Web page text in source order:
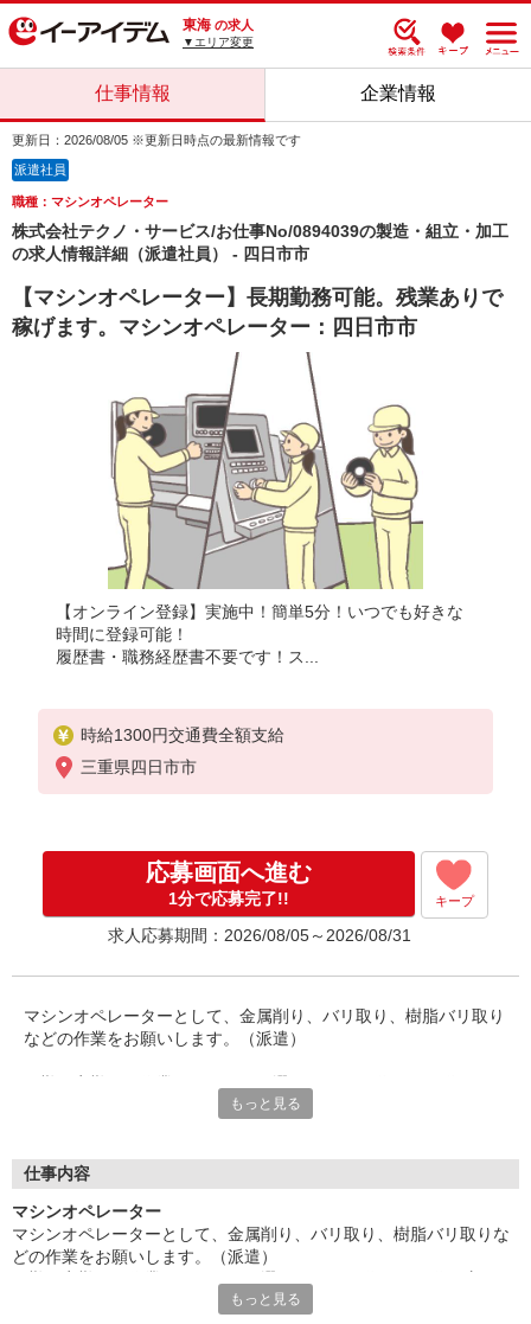
東海 の求人
▼エリア変更
仕事情報 企業情報
更新日：2026/08/05 ※更新日時点の最新情報です
派遣社員
職種：マシンオペレーター
株式会社テクノ・サービス/お仕事No/0894039の製造・組立・加工
の求人情報詳細（派遣社員） - 四日市市
【マシンオペレーター】長期勤務可能。残業ありで
稼げます。マシンオペレーター：四日市市
【オンライン登録】実施中！簡単5分！いつでも好きな
時間に登録可能！
履歴書・職務経歴書不要です！ス...
時給1300円交通費全額支給
三重県四日市市
応募画面へ進む
1分で応募完了!! キープ
求人応募期間：2026/08/05～2026/08/31
マシンオペレーターとして、金属削り、バリ取り、樹脂バリ取り
などの作業をお願いします。（派遣）
方々が活躍中の職場です。複数名の募集のため、仲間と同時スタ
スタッフのサポートあり◎少しずつ慣れていける環境です！
があります。詳細はオペレーターへお問い合わせください。
『テクノ・サービス』は、派遣業界大手スタッフサービスグルー
全国にあるお仕事の中から、一人ひとりのスキルや希望条件に応
もっと見る
仕事内容
マシンオペレーター
マシンオペレーターとして、金属削り、バリ取り、樹脂バリ取りな
どの作業をお願いします。（派遣）
活躍中の職場です。複数名の募集のため、仲間と同時スタートがで
もっと見る